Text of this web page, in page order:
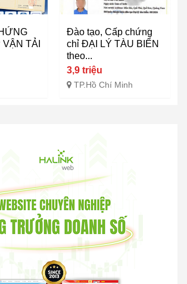
TẢI
Đào tạo, Cấp chứng
chỉ ĐẠI LÝ TÀU BIỂN
theo...
3,9 triệu
TP.Hồ Chí Minh